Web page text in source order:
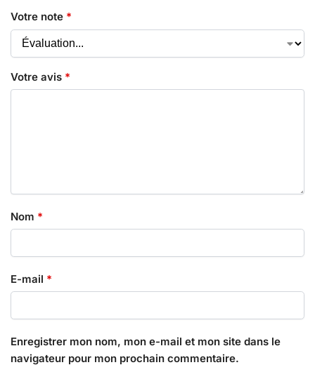
Votre note *
Votre avis *
Nom *
E-mail *
Enregistrer mon nom, mon e-mail et mon site dans le
navigateur pour mon prochain commentaire.